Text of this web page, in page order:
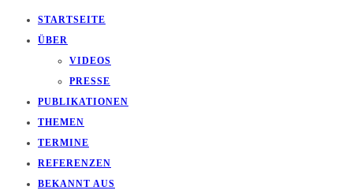
STARTSEITE
ÜBER
VIDEOS
PRESSE
PUBLIKATIONEN
THEMEN
TERMINE
REFERENZEN
BEKANNT AUS